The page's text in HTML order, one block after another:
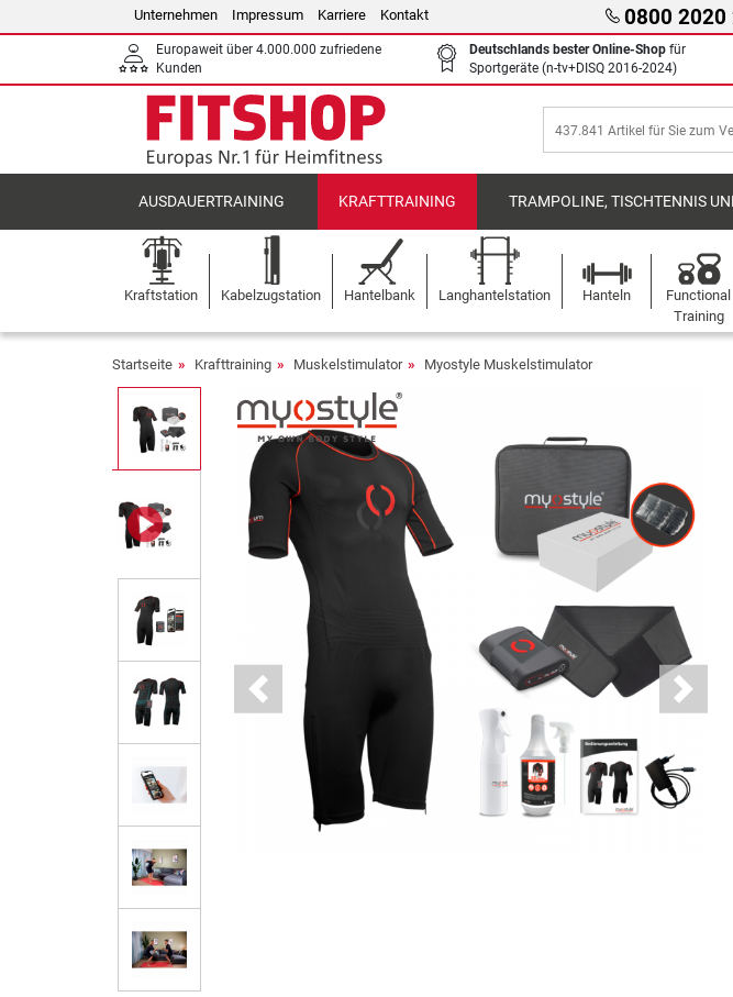
Unternehmen Impressum Karriere Kontakt 0800 2020
Europaweit über 4.000.000 zufriedene
Kunden
Deutschlands bester Online-Shop für
Sportgeräte (n-tv+DISQ 2016-2024)
AUSDAUERTRAINING KRAFTTRAINING TRAMPOLINE, TISCHTENNIS
Kraftstation Kabelzugstation Hantelbank Langhantelstation Hanteln
Functional
Training
Startseite Krafttraining Muskelstimulator Myostyle Muskelstimulator
Previous Next